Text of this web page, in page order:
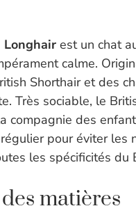
Longhair est un chat
calme.
Shorthair et des
Très sociable, le
compagnie des
pour éviter
les spécificités du
matières